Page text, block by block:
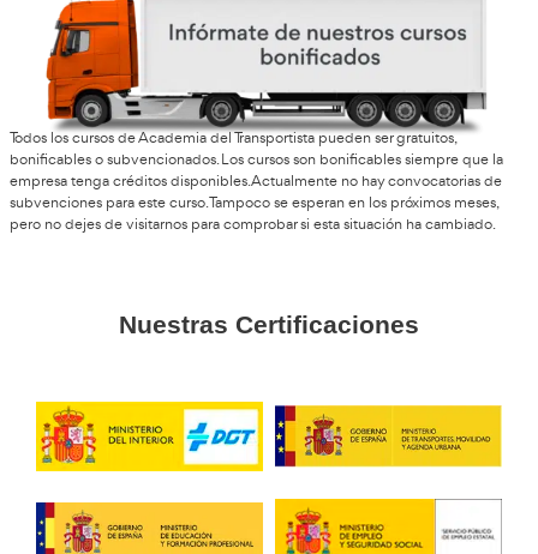
Opiniones del curso para
Profesor de Autoescuela
Chiclana de la Frontera
Evaristo, de Chiclana
Si te gusta conducir y explicar las cosas a la gente, este
ser perfecto. A mí me está gustando mucho la experiencia
Mari Luz, 36 años